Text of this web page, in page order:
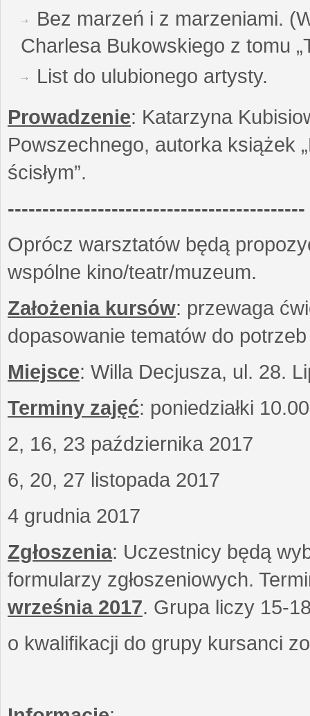
Bez marzeń i z marzeniami.
Charlesa Bukowskiego z tomu
List do ulubionego artysty.
Prowadzenie: Katarzyna
Powszechnego, autorka książek
ścisłym”.
-------------------------------------------
Oprócz warsztatów będą
wspólne kino/teatr/muzeum.
Założenia kursów: przewaga
dopasowanie tematów do
Miejsce: Willa Decjusza, ul. 28.
Terminy zajęć: poniedziałki
2, 16, 23 października 2017
6, 20, 27 listopada 2017
4 grudnia 2017
Zgłoszenia: Uczestnicy będą
formularzy zgłoszeniowych.
września 2017. Grupa liczy 15-
o kwalifikacji do grupy kursanci